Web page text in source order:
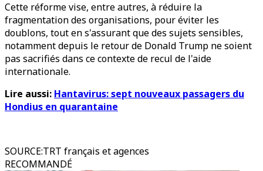
Cette réforme vise, entre autres, à réduire la
fragmentation des organisations, pour éviter les
doublons, tout en s'assurant que des sujets sensibles,
notamment depuis le retour de Donald Trump ne soient
pas sacrifiés dans ce contexte de recul de l'aide
internationale.
Lire aussi: Hantavirus: sept nouveaux passagers du
Hondius en quarantaine
SOURCE:TRT français et agences
RECOMMANDÉ